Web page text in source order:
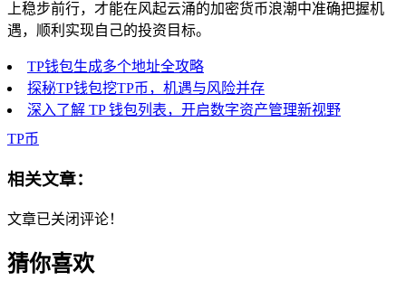
上稳步前行，才能在风起云涌的加密货币浪潮中准确把握机
遇，顺利实现自己的投资目标。
TP钱包生成多个地址全攻略
探秘TP钱包挖TP币，机遇与风险并存
深入了解 TP 钱包列表，开启数字资产管理新视野
TP币
相关文章：
文章已关闭评论！
猜你喜欢